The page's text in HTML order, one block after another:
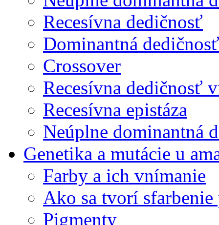
Recesívna dedičnosť
Dominantná
Crossover
Recesívna dedičnosť
Recesívna epistáza
Neúplne dominantná
Genetika a mutácie u
Farby a ich vnímanie
Ako sa tvorí sfarbenie
Pigmenty